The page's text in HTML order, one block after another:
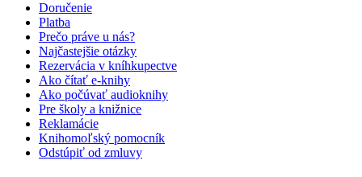
Doručenie
Platba
Prečo práve u nás?
Najčastejšie otázky
Rezervácia v kníhkupectve
Ako čítať e-knihy
Ako počúvať audioknihy
Pre školy a knižnice
Reklamácie
Knihomoľský pomocník
Odstúpiť od zmluvy